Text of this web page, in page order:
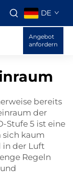
DE
Angebot
anfordern
bereits
der
Stufe 5 ist eine
sich kaum
in der Luft
Regeln